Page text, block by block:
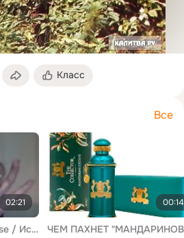
Класс
Все
02:21
Issey Miyake Pleats Please / Иссей Мияки Плитс Плиз - обзоры и отзывы о духах
00:14